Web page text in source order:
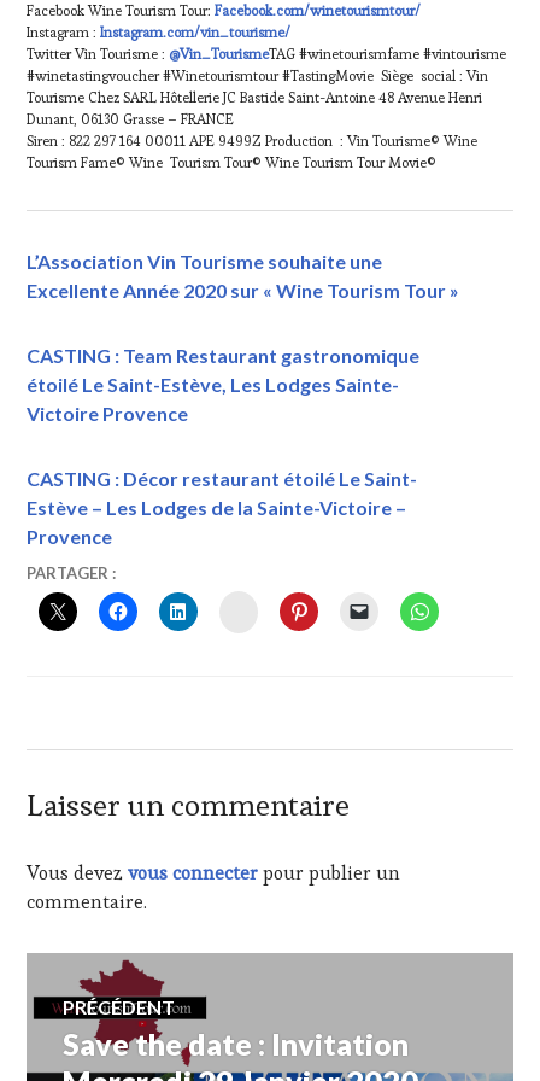
Facebook Wine Tourism Tour:Facebook.com/winetourismtour/
Instagram :Instagram.com/vin_tourisme/
Twitter Vin Tourisme : @Vin_TourismeTAG #winetourismfame #vintourisme
#winetastingvoucher #Winetourismtour #TastingMovie Siège social : Vin
Tourisme Chez SARL Hôtellerie JC Bastide Saint-Antoine 48 Avenue Henri
Dunant, 06130 Grasse – FRANCE
Siren : 822 297 164 00011 APE 9499Z Production : Vin Tourisme© Wine
Tourism Fame© Wine Tourism Tour© Wine Tourism Tour Movie©
L’Association Vin Tourisme souhaite une
Excellente Année 2020 sur « Wine Tourism Tour »
CASTING : Team Restaurant gastronomique
étoilé Le Saint-Estève, Les Lodges Sainte-
Victoire Provence
CASTING : Décor restaurant étoilé Le Saint-
Estève – Les Lodges de la Sainte-Victoire –
Provence
1
FÉVRIER
2020
VINTOURISME
PARTAGER :
INSTAGRAM
Laisser un commentaire
Vous devezvous connecterpour publier un
commentaire.
Navigation
de
PRÉCÉDENT
Article
précédent :
Save the date : Invitation